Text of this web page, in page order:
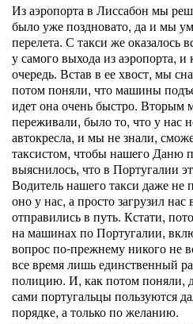
Из аэропорта в Лиссабон мы
было уже поздновато, да и мы
перелета. С такси же оказалось
у самого выхода из аэропорта, и
очередь. Встав в ее хвост, мы
потом поняли, что машины
идет она очень быстро. Вторым
переживали, было то, что у нас
автокресла, и мы не знали,
таксистом, чтобы нашего Даню
выяснилось, что в Португалии
Водитель нашего такси даже не
оно у нас, а просто загрузил
отправились в путь. Кстати,
на машинах по Португалии,
вопрос по-прежнему никого не
все время лишь единственный
полицию. И, как потом поняли,
сами португальцы пользуются
порядке, а только по желанию.